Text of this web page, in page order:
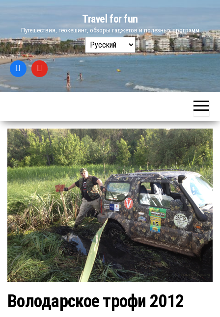
content
Travel for fun
Путешествия, геокешинг, обзоры гаджетов и полезных программ
Выбрать
язык
Володарское трофи 2012